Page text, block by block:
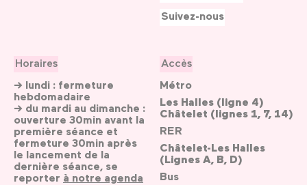
Horaires
→ lundi : fermeture
hebdomadaire
→ du mardi au dimanche :
ouverture 30min avant la
première séance et
fermeture 30min après
le lancement de la
dernière séance, se
reporter à notre agenda
Accès
Métro
Les Halles (ligne 4)
Châtelet (lignes 1, 7, 14)
RER
Châtelet-Les Halles
(Lignes A, B, D)
Bus
Suivez-nous